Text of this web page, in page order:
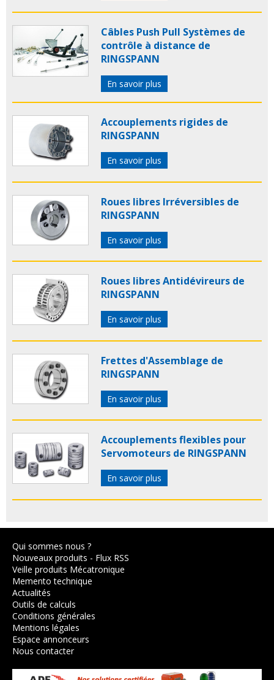
Câbles Push Pull Systèmes de
contrôle à distance de
RINGSPANN
En savoir plus
Accouplements rigides de
RINGSPANN
En savoir plus
Roues libres Irréversibles de
RINGSPANN
En savoir plus
Roues libres Antidévireurs de
RINGSPANN
En savoir plus
Frettes d'Assemblage de
RINGSPANN
En savoir plus
Accouplements flexibles pour
Servomoteurs de RINGSPANN
En savoir plus
Qui sommes nous ?
Nouveaux produits - Flux RSS
Veille produits Mécatronique
Memento technique
Actualités
Outils de calculs
Conditions générales
Mentions légales
Espace annonceurs
Nous contacter